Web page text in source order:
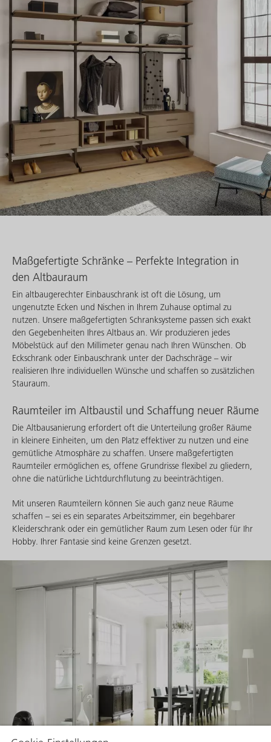
Maßgefertigte Schränke – Perfekte Integration in
den Altbauraum
Ein altbaugerechter Einbauschrank ist oft die Lösung, um
ungenutzte Ecken und Nischen in Ihrem Zuhause optimal zu
nutzen. Unsere maßgefertigten Schranksysteme passen sich exakt
den Gegebenheiten Ihres Altbaus an. Wir produzieren jedes
Möbelstück auf den Millimeter genau nach Ihren Wünschen. Ob
Eckschrank oder Einbauschrank unter der Dachschräge – wir
realisieren Ihre individuellen Wünsche und schaffen so zusätzlichen
Stauraum.
Raumteiler im Altbaustil und Schaffung neuer Räume
Die Altbausanierung erfordert oft die Unterteilung großer Räume
in kleinere Einheiten, um den Platz effektiver zu nutzen und eine
gemütliche Atmosphäre zu schaffen. Unsere maßgefertigten
Raumteiler ermöglichen es, offene Grundrisse flexibel zu gliedern,
ohne die natürliche Lichtdurchflutung zu beeinträchtigen.
Mit unseren Raumteilern können Sie auch ganz neue Räume
schaffen – sei es ein separates Arbeitszimmer, ein begehbarer
Kleiderschrank oder ein gemütlicher Raum zum Lesen oder für Ihr
Hobby. Ihrer Fantasie sind keine Grenzen gesetzt.